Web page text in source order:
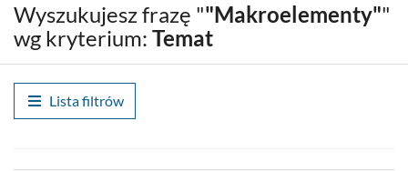
Wybór
języka
Polski (PL)
Zaloguj
Wyszukujesz frazę ""Makroelementy""
wg kryterium: Temat
Lista filtrów